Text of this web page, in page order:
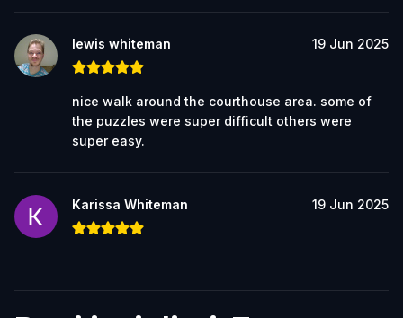
lewis whiteman 19 Jun 2025
nice walk around the courthouse area. some of
the puzzles were super difficult others were
super easy.
Karissa Whiteman 19 Jun 2025